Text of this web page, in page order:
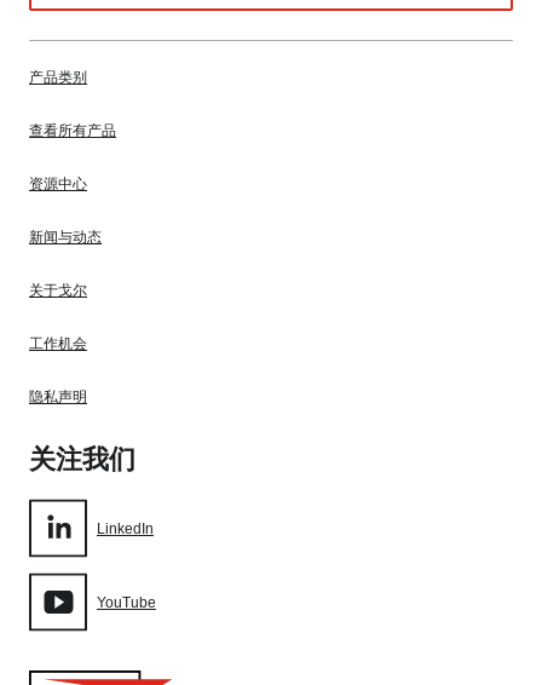
产品类别
查看所有产品
资源中心
新闻与动态
关于戈尔
工作机会
隐私声明
关注我们
LinkedIn
YouTube